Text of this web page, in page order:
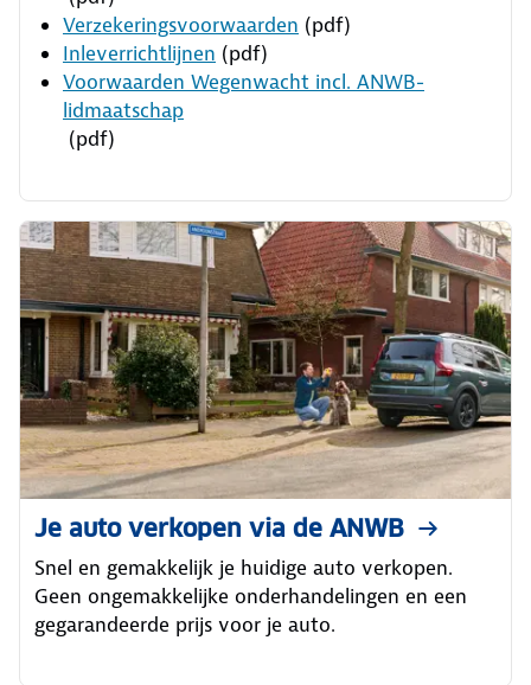
Verzekeringsvoorwaarden (pdf)
Inleverrichtlijnen (pdf)
Voorwaarden Wegenwacht incl. ANWB-
lidmaatschap
(pdf)
Je auto verkopen via de ANWB
Snel en gemakkelijk je huidige auto verkopen.
Geen ongemakkelijke onderhandelingen en een
gegarandeerde prijs voor je auto.